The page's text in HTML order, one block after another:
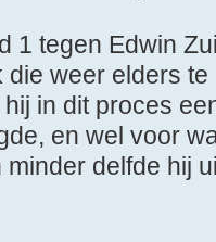
1 tegen Edwin
die weer elders
in dit proces
en wel voor
delfde hij